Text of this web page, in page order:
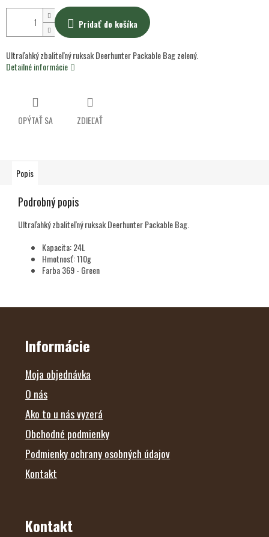
Pridať do košíka
Ultraľahký zbaliteľný ruksak Deerhunter Packable Bag zelený.
Detailné informácie
OPÝTAŤ SA ZDIEĽAŤ
Popis
Podrobný popis
Ultraľahký zbaliteľný ruksak Deerhunter Packable Bag.
Kapacita: 24L
Hmotnosť: 110g
Farba 369 - Green
Z
Informácie
Moja objednávka
O nás
Ako to u nás vyzerá
Obchodné podmienky
Podmienky ochrany osobných údajov
Kontakt
Kontakt